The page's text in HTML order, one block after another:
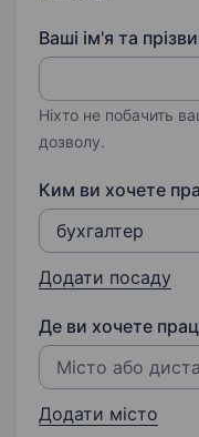
Ваші ім'я та
Ніхто не побачить
дозволу.
Ким ви хочете
Додати посаду
Де ви хочете
Додати місто